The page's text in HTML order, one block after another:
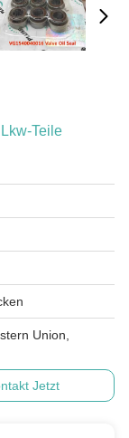
Teile
Union,
Jetzt